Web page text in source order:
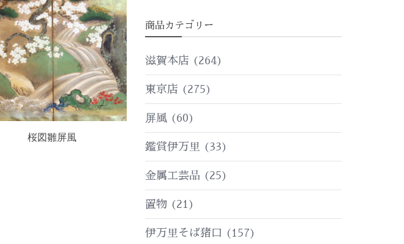
桜図雛屏風
商品カテゴリー
滋賀本店 (264)
東京店 (275)
屏風 (60)
鑑賞伊万里 (33)
金属工芸品 (25)
置物 (21)
伊万里そば猪口 (157)